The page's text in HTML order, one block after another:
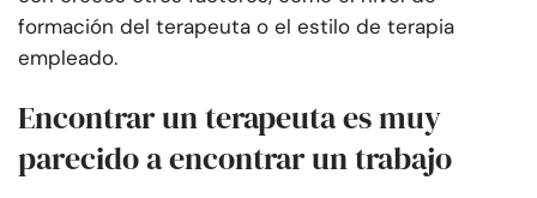
formación del terapeuta o el estilo de terapia
empleado.
Encontrar un terapeuta es muy
parecido a encontrar un trabajo